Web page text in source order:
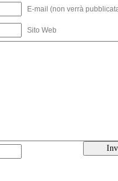
E-mail (non verrà
Sito Web